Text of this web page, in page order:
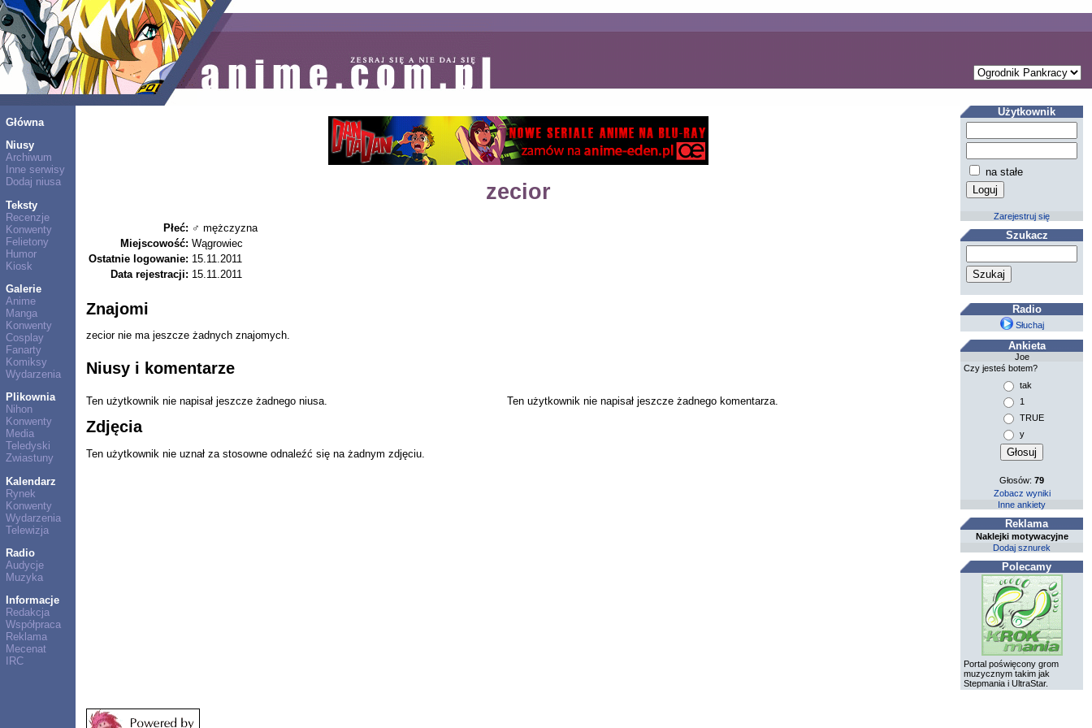
Główna
Niusy
Archiwum
Inne serwisy
Dodaj niusa
Teksty
Recenzje
Konwenty
Felietony
Humor
Kiosk
Galerie
Anime
Manga
Konwenty
Cosplay
Fanarty
Komiksy
Wydarzenia
Plikownia
Nihon
Konwenty
Media
Teledyski
Zwiastuny
Kalendarz
Rynek
Konwenty
Wydarzenia
Telewizja
Radio
Audycje
Muzyka
Informacje
Redakcja
Współpraca
Reklama
Mecenat
IRC
zecior
Płeć: ♂ mężczyzna
Miejscowość: Wągrowiec
Ostatnie logowanie: 15.11.2011
Data rejestracji: 15.11.2011
Znajomi
zecior nie ma jeszcze żadnych znajomych.
Niusy i komentarze
Ten użytkownik nie napisał jeszcze żadnego niusa. Ten użytkownik nie napisał jeszcze żadnego komentarza.
Zdjęcia
Ten użytkownik nie uznał za stosowne odnaleźć się na żadnym zdjęciu.
Użytkownik
na stałe
Zarejestruj się
Szukacz
Radio
Słuchaj
Ankieta
Joe
Czy jesteś botem?
tak
1
TRUE
y
Głosów:79
Zobacz wyniki
Inne ankiety
Reklama
Naklejki motywacyjne
Dodaj sznurek
Polecamy
Portal poświęcony grom
muzycznym takim jak
Stepmania i UltraStar.